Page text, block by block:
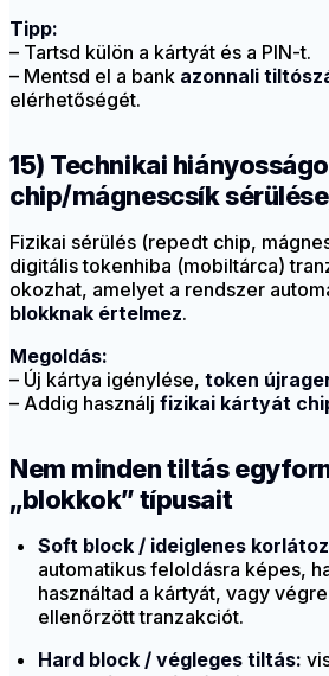
Tipp:
– Tartsd külön a kártyát és a PIN-t.
– Mentsd el a bank azonnali
elérhetőségét.
15) Technikai
chip/mágnescsík
Fizikai sérülés (repedt chip,
digitális tokenhiba (mobiltárca)
okozhat, amelyet a rendszer
blokknak értelmez.
Megoldás:
– Új kártya igénylése, token
– Addig használj fizikai kártyát
Nem minden tiltás
„blokkok” típusait
Soft block / ideiglenes
automatikus feloldásra képes,
használtad a kártyát, vagy
ellenőrzött tranzakciót.
Hard block / végleges tiltás: